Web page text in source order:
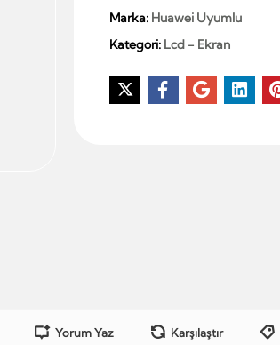
Marka: Huawei Uyumlu
Kategori: Lcd - Ekran
Yorum Yaz Karşılaştır